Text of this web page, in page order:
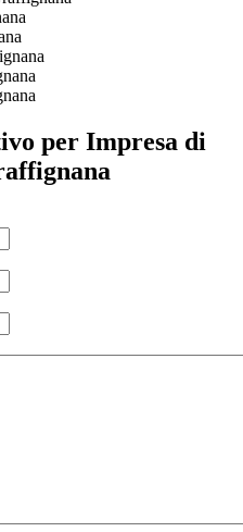
per Impresa di